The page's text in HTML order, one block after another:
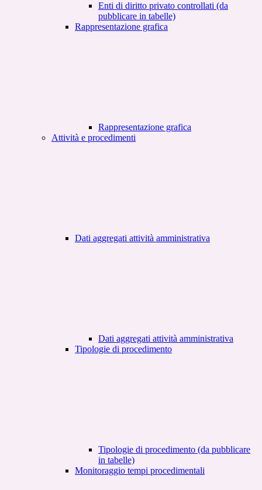
Enti di diritto privato controllati (da
pubblicare in tabelle)
Rappresentazione grafica
Rappresentazione grafica
Attività e procedimenti
Dati aggregati attività amministrativa
Dati aggregati attività amministrativa
Tipologie di procedimento
Tipologie di procedimento (da pubblicare
in tabelle)
Monitoraggio tempi procedimentali